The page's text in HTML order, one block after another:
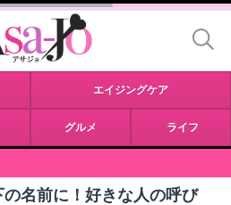
エイジングケア
グルメ ライフ
名前に！好きな人の呼び